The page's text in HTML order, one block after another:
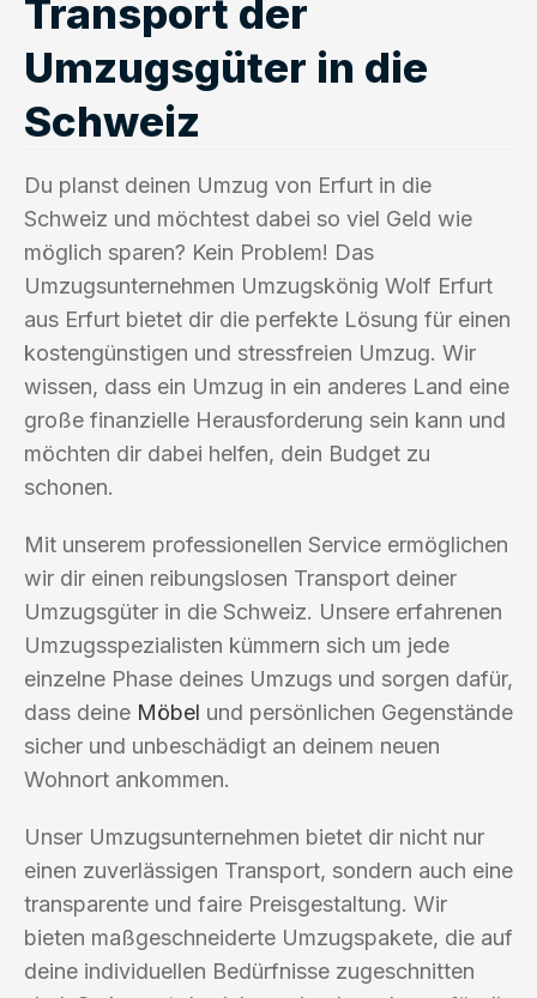
Transport der
Umzugsgüter in die
Schweiz
Du planst deinen Umzug von Erfurt in die
Schweiz und möchtest dabei so viel Geld wie
möglich sparen? Kein Problem! Das
Umzugsunternehmen Umzugskönig Wolf Erfurt
aus Erfurt bietet dir die perfekte Lösung für einen
kostengünstigen und stressfreien Umzug. Wir
wissen, dass ein Umzug in ein anderes Land eine
große finanzielle Herausforderung sein kann und
möchten dir dabei helfen, dein Budget zu
schonen.
Mit unserem professionellen Service ermöglichen
wir dir einen reibungslosen Transport deiner
Umzugsgüter in die Schweiz. Unsere erfahrenen
Umzugsspezialisten kümmern sich um jede
einzelne Phase deines Umzugs und sorgen dafür,
dass deine Möbel und persönlichen Gegenstände
sicher und unbeschädigt an deinem neuen
Wohnort ankommen.
Unser Umzugsunternehmen bietet dir nicht nur
einen zuverlässigen Transport, sondern auch eine
transparente und faire Preisgestaltung. Wir
bieten maßgeschneiderte Umzugspakete, die auf
deine individuellen Bedürfnisse zugeschnitten